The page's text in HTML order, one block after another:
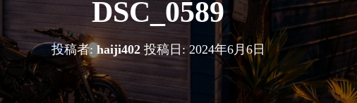
DSC_0589
投稿者: haiji402投稿日: 2024年6月6日